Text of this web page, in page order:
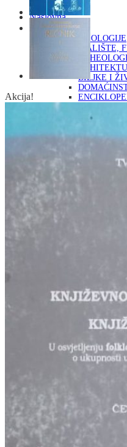
Naslovna
KNJIGE
OD ARHEOLOGIJE
DO KAZALIŠTE,
BILJKE I
GLAZBENA
OD KNJIŽEVNOST
DO RELIGIJA
RJEČNICI,
ŠAH
STRIPOVI
TEHNIČKE
TEORIJA I
VEDUTE
ZAGREB
O nama
Novosti
AKCIJA
Pretraži:
Akcija!